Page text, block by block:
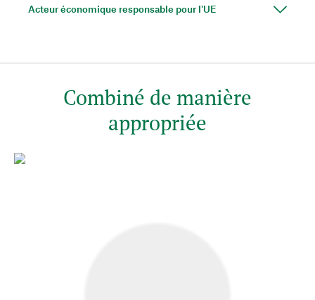
Acteur économique responsable pour l'UE
Combiné de manière
appropriée